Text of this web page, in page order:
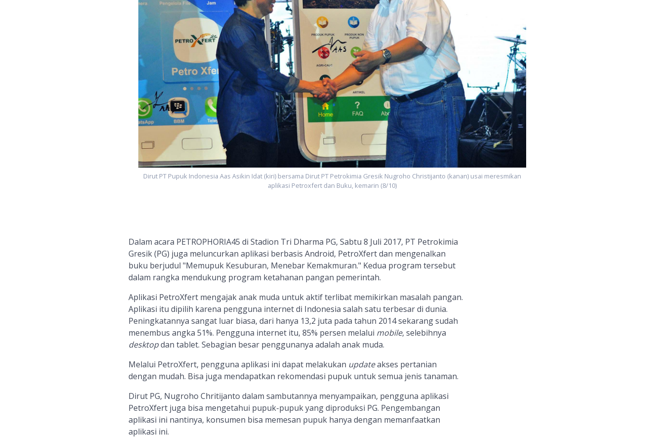
Dirut PT Pupuk Indonesia Aas Asikin Idat (kiri) bersama Dirut PT Petrokimia Gresik Nugroho Christijanto (kanan) usai meresmikan
aplikasi Petroxfert dan Buku, kemarin (8/10)
Dalam acara PETROPHORIA45 di Stadion Tri Dharma PG, Sabtu 8 Juli 2017, PT Petrokimia
Gresik (PG) juga meluncurkan aplikasi berbasis Android, PetroXfert dan mengenalkan
buku berjudul "Memupuk Kesuburan, Menebar Kemakmuran." Kedua program tersebut
dalam rangka mendukung program ketahanan pangan pemerintah.
Aplikasi PetroXfert mengajak anak muda untuk aktif terlibat memikirkan masalah pangan.
Aplikasi itu dipilih karena pengguna internet di Indonesia salah satu terbesar di dunia.
Peningkatannya sangat luar biasa, dari hanya 13,2 juta pada tahun 2014 sekarang sudah
menembus angka 51%. Pengguna internet itu, 85% persen melalui mobile, selebihnya
desktopdan tablet. Sebagian besar penggunanya adalah anak muda.
Melalui PetroXfert, pengguna aplikasi ini dapat melakukan updateakses pertanian
dengan mudah. Bisa juga mendapatkan rekomendasi pupuk untuk semua jenis tanaman.
Dirut PG, Nugroho Chritijanto dalam sambutannya menyampaikan, pengguna aplikasi
PetroXfert juga bisa mengetahui pupuk-pupuk yang diproduksi PG. Pengembangan
aplikasi ini nantinya, konsumen bisa memesan pupuk hanya dengan memanfaatkan
aplikasi ini.